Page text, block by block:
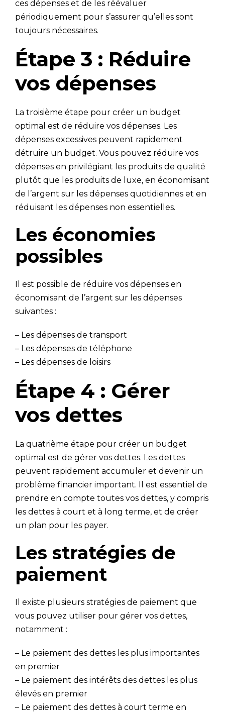
ces dépenses et de les réévaluer
périodiquement pour s’assurer qu’elles sont
toujours nécessaires.
Étape 3 : Réduire
vos dépenses
La troisième étape pour créer un budget
optimal est de réduire vos dépenses. Les
dépenses excessives peuvent rapidement
détruire un budget. Vous pouvez réduire vos
dépenses en privilégiant les produits de qualité
plutôt que les produits de luxe, en économisant
de l’argent sur les dépenses quotidiennes et en
réduisant les dépenses non essentielles.
Les économies
possibles
Il est possible de réduire vos dépenses en
économisant de l’argent sur les dépenses
suivantes :
– Les dépenses de transport
– Les dépenses de téléphone
– Les dépenses de loisirs
Étape 4 : Gérer
vos dettes
La quatrième étape pour créer un budget
optimal est de gérer vos dettes. Les dettes
peuvent rapidement accumuler et devenir un
problème financier important. Il est essentiel de
prendre en compte toutes vos dettes, y compris
les dettes à court et à long terme, et de créer
un plan pour les payer.
Les stratégies de
paiement
Il existe plusieurs stratégies de paiement que
vous pouvez utiliser pour gérer vos dettes,
notamment :
– Le paiement des dettes les plus importantes
en premier
– Le paiement des intérêts des dettes les plus
élevés en premier
– Le paiement des dettes à court terme en